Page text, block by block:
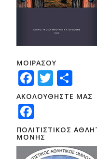
ΜΟΙΡΑΣΟΥ
Facebook
Twitter
ΑΚΟΛΟΥΘΗΣΤΕ ΜΑΣ
Facebook
ΠΟΛΙΤΙΣΤΙΚΟΣ
ΜΟΝΗΣ